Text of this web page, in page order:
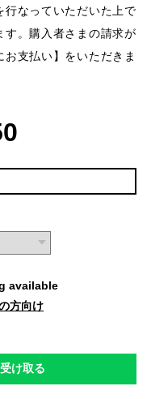
行なっていただいた上で
す。購入者さまの請求が
支払い】をいただきま
available
方向け
け取る